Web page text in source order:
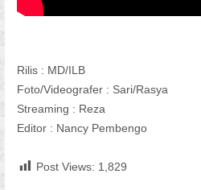
Rilis : MD/ILB
Foto/Videografer : Sari/Rasya
Streaming : Reza
Editor : Nancy Pembengo
Post Views: 1,829